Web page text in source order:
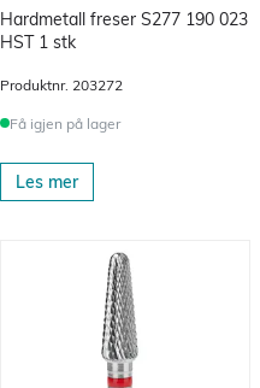
Hardmetall freser S277 190 023
HST 1 stk
Produktnr. 203272
Få igjen på lager
Les mer